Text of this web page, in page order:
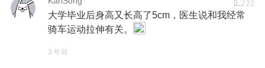
22
大学毕业后身高又长高了5cm，医生说和我经常
骑车运动拉伸有关。
3 年前